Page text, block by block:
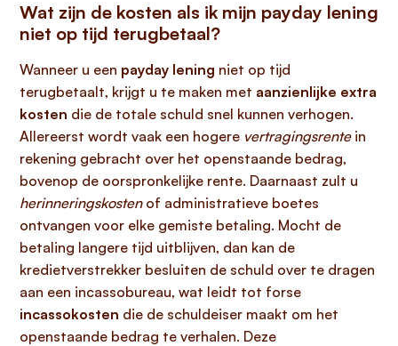
Wat zijn de kosten als ik mijn payday lening
niet op tijd terugbetaal?
Wanneer u een payday lening niet op tijd
terugbetaalt, krijgt u te maken met aanzienlijke extra
kosten die de totale schuld snel kunnen verhogen.
Allereerst wordt vaak een hogere vertragingsrentein
rekening gebracht over het openstaande bedrag,
bovenop de oorspronkelijke rente. Daarnaast zult u
herinneringskostenof administratieve boetes
ontvangen voor elke gemiste betaling. Mocht de
betaling langere tijd uitblijven, dan kan de
kredietverstrekker besluiten de schuld over te dragen
aan een incassobureau, wat leidt tot forse
incassokosten die de schuldeiser maakt om het
openstaande bedrag te verhalen. Deze